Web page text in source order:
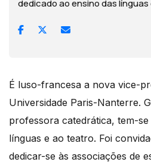
dedicado ao ensino das
É luso-francesa a nova vice-
Universidade Paris-Nanterre.
professora catedrática, tem-
línguas e ao teatro. Foi
dedicar-se às associações de